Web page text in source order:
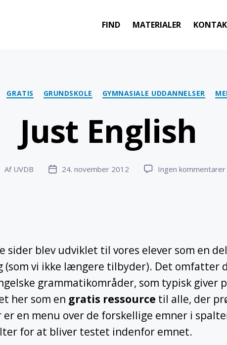
FIND MATERIALER
Kategorier
GRATIS GRUNDSKOLE GYMNASIALE UDDANNELSER
Just English
Af UVDB Indlægsdato
24. november 2012 Ingen kommentarertil
sider blev udviklet til vores elever som en
(som vi ikke længere tilbyder). Det omfatter
grammatikområder, som typisk giver
her som en gratis ressource til alle, der
er en menu over de forskellige emner i
for at bliver testet indenfor emnet.